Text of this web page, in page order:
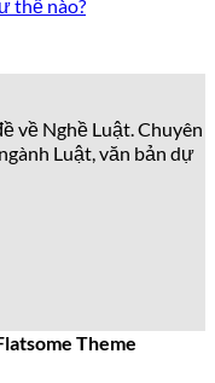
thế nào?
về Nghề Luật. Chuyên
Luật, văn bản dự
Theme